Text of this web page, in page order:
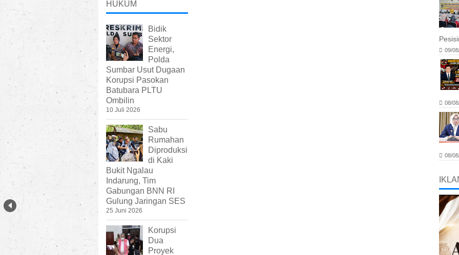
HUKUM
Bidik
Sektor
Energi,
Polda
Sumbar Usut Dugaan
Korupsi Pasokan
Batubara PLTU
Ombilin
10 Juli 2026
Sabu
Rumahan
Diproduksi
di Kaki
Bukit Ngalau
Indarung, Tim
Gabungan BNN RI
Gulung Jaringan SES
25 Juni 2026
Korupsi
Dua
Proyek
09/
08/
08/